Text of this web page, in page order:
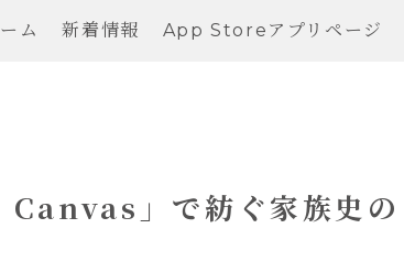
ム 新着情報 App Storeアプリページ
」で紡ぐ家族史の